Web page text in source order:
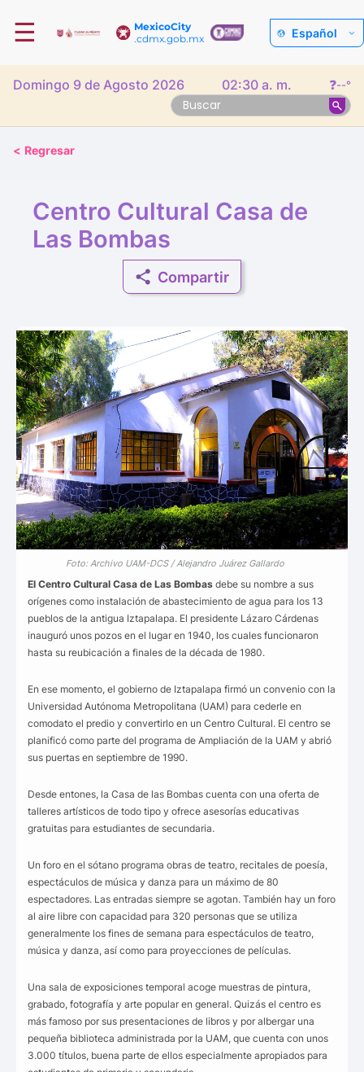
MexicoCity
.cdmx.gob.mx
☰ Español
Domingo 9 de Agosto 2026 02:30 a. m. ❓--°
< Regresar
Centro Cultural Casa de
Las Bombas
Compartir
Foto: Archivo UAM-DCS / Alejandro Juárez Gallardo
El Centro Cultural Casa de Las Bombas debe su nombre a sus
orígenes como instalación de abastecimiento de agua para los 13
pueblos de la antigua Iztapalapa. El presidente Lázaro Cárdenas
inauguró unos pozos en el lugar en 1940, los cuales funcionaron
hasta su reubicación a finales de la década de 1980.
En ese momento, el gobierno de Iztapalapa firmó un convenio con la
Universidad Autónoma Metropolitana (UAM) para cederle en
comodato el predio y convertirlo en un Centro Cultural. El centro se
planificó como parte del programa de Ampliación de la UAM y abrió
sus puertas en septiembre de 1990.
Desde entones, la Casa de las Bombas cuenta con una oferta de
talleres artísticos de todo tipo y ofrece asesorías educativas
gratuitas para estudiantes de secundaria.
Un foro en el sótano programa obras de teatro, recitales de poesía,
espectáculos de música y danza para un máximo de 80
espectadores. Las entradas siempre se agotan. También hay un foro
al aire libre con capacidad para 320 personas que se utiliza
generalmente los fines de semana para espectáculos de teatro,
música y danza, así como para proyecciones de películas.
Una sala de exposiciones temporal acoge muestras de pintura,
grabado, fotografía y arte popular en general. Quizás el centro es
más famoso por sus presentaciones de libros y por albergar una
pequeña biblioteca administrada por la UAM, que cuenta con unos
3.000 títulos, buena parte de ellos especialmente apropiados para